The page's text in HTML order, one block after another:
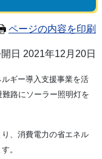
ページの内容を印刷
日 2021年12月20日
ギー導入支援事業を活
路にソーラー照明灯を
、消費電力の省エネル
。